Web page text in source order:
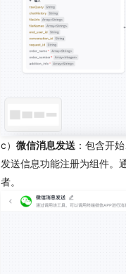
c） 微信消息发送 ：包含开
发送信息功能注册为组件。
者。